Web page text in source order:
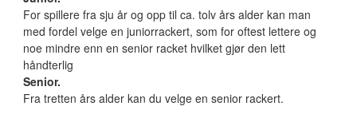
For spillere fra sju år og opp til ca. tolv års alder kan man
med fordel velge en juniorrackert, som for oftest lettere og
noe mindre enn en senior racket hvilket gjør den lett
håndterlig
Senior.
Fra tretten års alder kan du velge en senior rackert.